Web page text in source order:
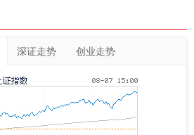
深证走势 创业走势